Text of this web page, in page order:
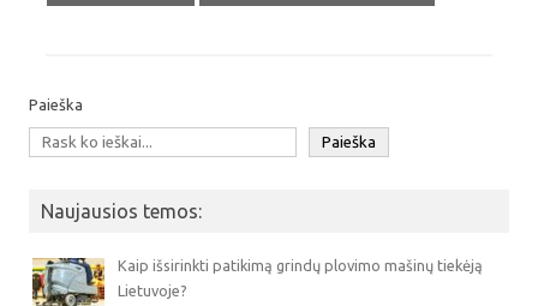
Paieška
Paieška
Naujausios temos:
Kaip išsirinkti patikimą grindų plovimo mašinų tiekėją
Lietuvoje?